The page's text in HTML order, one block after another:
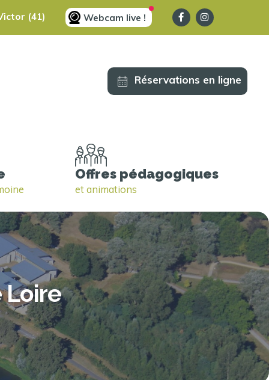
(41) Webcam live !
Réservations en ligne
Offres pédagogiques
et animations
Loire